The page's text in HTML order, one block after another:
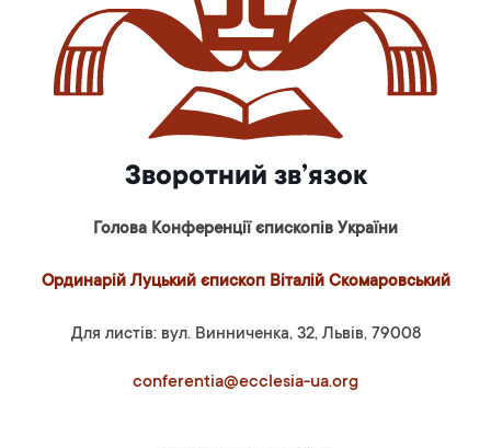
Зворотний зв’язок
Голова Конференції єпископів України
Ординарій Луцький єпископ Віталій Скомаровський
Для листів: вул. Винниченка, 32, Львів, 79008
conferentia@ecclesia-ua.org